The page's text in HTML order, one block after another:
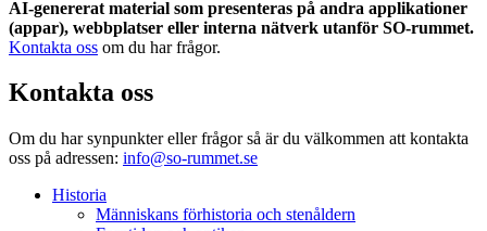
AI-genererat material som presenteras på andra applikationer
(appar), webbplatser eller interna nätverk utanför SO-rummet.
Kontakta oss om du har frågor.
Kontakta oss
Om du har synpunkter eller frågor så är du välkommen att kontakta
oss på adressen: info@so-rummet.se
Historia
Människans förhistoria och stenåldern